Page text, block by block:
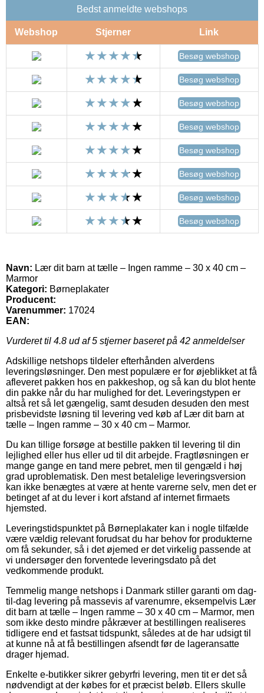
Bedst anmeldte webshops
Webshop Stjerner Link
Besøg webshop
Besøg webshop
Besøg webshop
Besøg webshop
Besøg webshop
Besøg webshop
Besøg webshop
Besøg webshop
Navn: Lær dit barn at tælle – Ingen ramme – 30 x 40 cm –
Marmor
Kategori: Børneplakater
Producent:
Varenummer: 17024
EAN:
Vurderet til 4.8 ud af 5 stjerner baseret på 42 anmeldelser
Adskillige netshops tildeler efterhånden alverdens
leveringsløsninger. Den mest populære er for øjeblikket at få
afleveret pakken hos en pakkeshop, og så kan du blot hente
din pakke når du har mulighed for det. Leveringstypen er
altså ret så let gængelig, samt desuden desuden den mest
prisbevidste løsning til levering ved køb af Lær dit barn at
tælle – Ingen ramme – 30 x 40 cm – Marmor.
Du kan tillige forsøge at bestille pakken til levering til din
lejlighed eller hus eller ud til dit arbejde. Fragtløsningen er
mange gange en tand mere pebret, men til gengæld i høj
grad uproblematisk. Den mest betalelige leveringsversion
kan ikke benægtes at være at hente varerne selv, men det er
betinget af at du lever i kort afstand af internet firmaets
hjemsted.
Leveringstidspunktet på Børneplakater kan i nogle tilfælde
være vældig relevant forudsat du har behov for produkterne
om få sekunder, så i det øjemed er det virkelig passende at
vi undersøger den forventede leveringsdato på det
vedkommende produkt.
Temmelig mange netshops i Danmark stiller garanti om dag-
til-dag levering på massevis af varenumre, eksempelvis Lær
dit barn at tælle – Ingen ramme – 30 x 40 cm – Marmor, men
som ikke desto mindre påkræver at bestillingen realiseres
tidligere end et fastsat tidspunkt, således at de har udsigt til
at kunne nå at få bestillingen afsendt før de lageransatte
drager hjemad.
Enkelte e-butikker sikrer gebyrfri levering, men tit er det så
nødvendigt at der købes for et præcist beløb. Ellers skulle